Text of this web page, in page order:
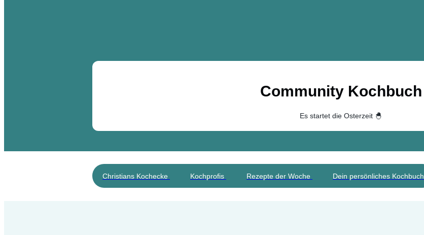
Community Kochbuch
Es startet die Osterzeit 🐣
Christians Kochecke Kochprofis Rezepte der Woche Dein persönliches Kochbuch